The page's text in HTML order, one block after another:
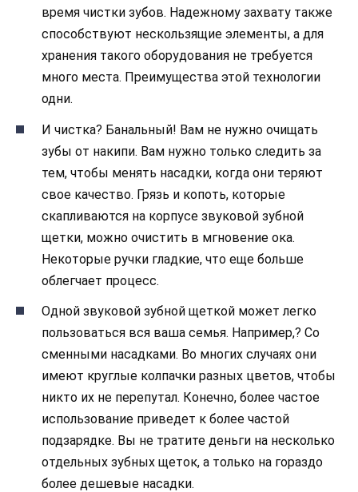
время чистки зубов. Надежному захвату также
способствуют нескользящие элементы, а для
хранения такого оборудования не требуется
много места. Преимущества этой технологии
одни.
И чистка? Банальный! Вам не нужно очищать
зубы от накипи. Вам нужно только следить за
тем, чтобы менять насадки, когда они теряют
свое качество. Грязь и копоть, которые
скапливаются на корпусе звуковой зубной
щетки, можно очистить в мгновение ока.
Некоторые ручки гладкие, что еще больше
облегчает процесс.
Одной звуковой зубной щеткой может легко
пользоваться вся ваша семья. Например,? Со
сменными насадками. Во многих случаях они
имеют круглые колпачки разных цветов, чтобы
никто их не перепутал. Конечно, более частое
использование приведет к более частой
подзарядке. Вы не тратите деньги на несколько
отдельных зубных щеток, а только на гораздо
более дешевые насадки.